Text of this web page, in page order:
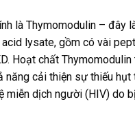
là Thymomodulin – đây
lysate, gồm có vài
Hoạt chất
cải thiện sự thiếu hụt
miễn dịch người (HIV) do